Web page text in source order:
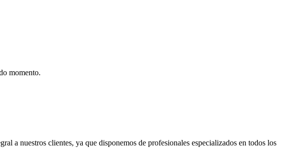
momento.
a nuestros clientes, ya que disponemos de profesionales especializados en todos los